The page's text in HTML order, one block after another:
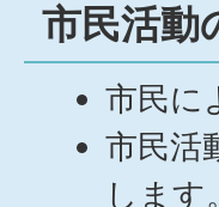
市民活動
市民に
市民活
します。